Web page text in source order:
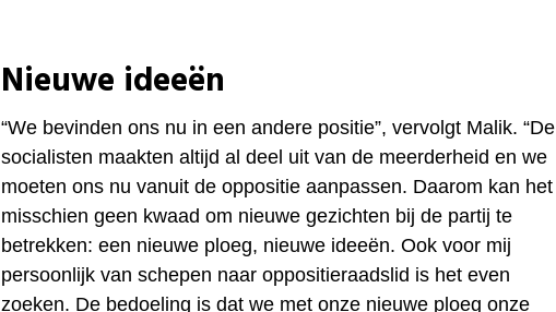
Nieuwe ideeën
“We bevinden ons nu in een andere positie”, vervolgt Malik. “De
socialisten maakten altijd al deel uit van de meerderheid en we
moeten ons nu vanuit de oppositie aanpassen. Daarom kan het
misschien geen kwaad om nieuwe gezichten bij de partij te
betrekken: een nieuwe ploeg, nieuwe ideeën. Ook voor mij
persoonlijk van schepen naar oppositieraadslid is het even
zoeken. De bedoeling is dat we met onze nieuwe ploeg onze